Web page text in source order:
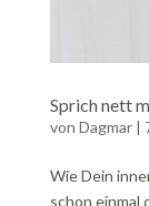
Sprich nett
von Dagmar|
Wie Dein
schon einmal